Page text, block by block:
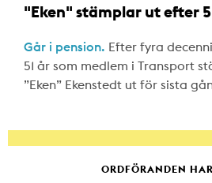
"Eken" stämplar ut efter
Går i pension. Efter fyra
51 år som medlem i Transport
”Eken” Ekenstedt ut för sista
ORDFÖRANDEN